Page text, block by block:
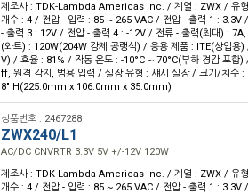
제조사 : TDK-Lambda Americas Inc. / 계열 : ZWX / 유형
개수 : 4 / 전압 - 입력 : 85 ~ 265 VAC / 전압 - 출력 1 : 3.3V
- 출력 3 : 12V / 전압 - 출력 4 : -12V / 전류 - 출력(최대) :
(와트) : 120W(204W 강제 공랭식) / 응용 제품 : ITE(상업용
V) / 효율 : 81% / 작동 온도 : -10°C ~ 70°C(부하 경감 포함
ff, 원격 감지, 범용 입력 / 실장 유형 : 섀시 실장 / 크기/치수
8" H(225.0mm x 106.0mm x 35.0mm)
상품번호 : 2467288
ZWX240/L1
AC/DC CNVRTR 3.3V 5V +/-12V 120W
제조사 : TDK-Lambda Americas Inc. / 계열 : ZWX / 유형
개수 : 4 / 전압 - 입력 : 85 ~ 265 VAC / 전압 - 출력 1 : 3.3V